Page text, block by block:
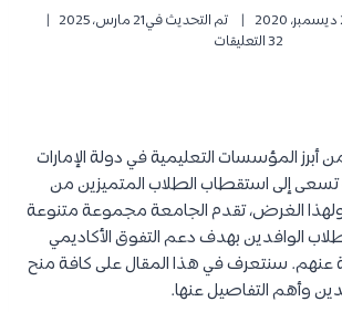
تم التحديث في21 مارس، 2025
32 التعليقات
أبرز المؤسسات التعليمية في دولة الإمارات
تسعى إلى استقطاب الطلاب المتميزين من
ولهذا الغرض، تقدم الجامعة مجموعة متنوعة
الوافدين بهدف دعم التفوق الأكاديمي
عنهم. سنتعرف في هذا المقال على كافة منح
وأهم التفاصيل عنها.